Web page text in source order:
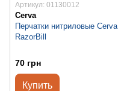
Артикул: 01130012
Cerva
Перчатки нитриловые Cerva
RazorBill
70 грн
Купить